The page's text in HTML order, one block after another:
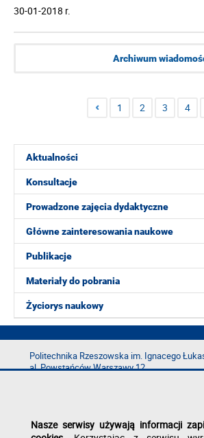
Aktualności
Konsultacje
Prowadzone zajęcia dydaktyczne
Główne zainteresowania naukowe
Publikacje
Materiały do pobrania
Życiorys naukowy
30-01-2018 r.
Archiwum
1 2 3 4
Politechnika Rzeszowska im. Ignacego
al. Powstańców Warszawy 12
e-mail:kancelaria@prz.edu.pl
Nasze serwisy używają informacji